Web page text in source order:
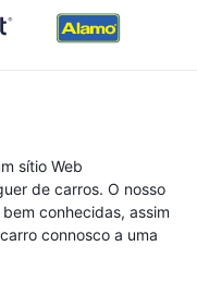
sítio Web
de carros. O nosso
conhecidas, assim
connosco a uma